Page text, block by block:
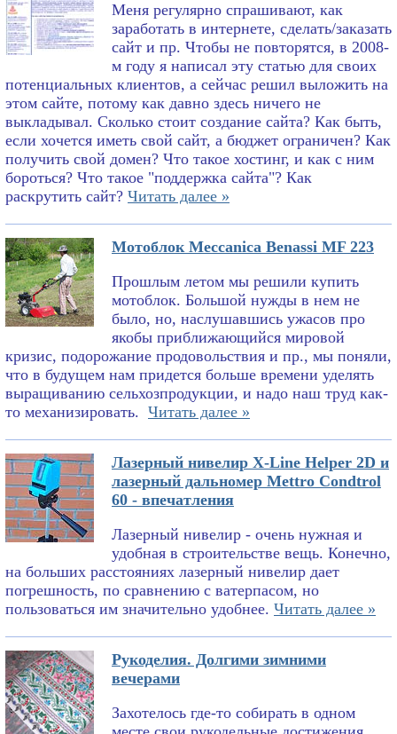
Меня регулярно спрашивают, как
заработать в интернете, сделать/заказать
сайт и пр. Чтобы не повторятся, в 2008-
м году я написал эту статью для своих
потенциальных клиентов, а сейчас решил выложить на
этом сайте, потому как давно здесь ничего не
выкладывал. Сколько стоит создание сайта? Как быть,
если хочется иметь свой сайт, а бюджет ограничен? Как
получить свой домен? Что такое хостинг, и как с ним
бороться? Что такое "поддержка сайта"? Как
раскрутить сайт? Читать далее »
Мотоблок Meccanica Benassi MF 223
Прошлым летом мы решили купить
мотоблок. Большой нужды в нем не
было, но, наслушавшись ужасов про
якобы приближающийся мировой
кризис, подорожание продовольствия и пр., мы поняли,
что в будущем нам придется больше времени уделять
выращиванию сельхозпродукции, и надо наш труд как-
то механизировать. Читать далее »
Лазерный нивелир X-Line Helper 2D и
лазерный дальномер Mettro Condtrol
60 - впечатления
Лазерный нивелир - очень нужная и
удобная в строительстве вещь. Конечно,
на больших расстояниях лазерный нивелир дает
погрешность, по сравнению с ватерпасом, но
пользоваться им значительно удобнее. Читать далее »
Рукоделия. Долгими зимними
вечерами
Захотелось где-то собирать в одном